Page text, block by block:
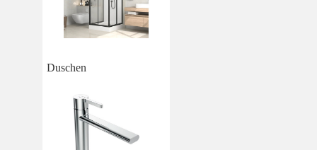
Duschen